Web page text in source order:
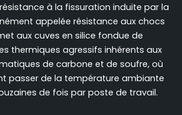
à la fissuration induite par la
appelée résistance aux chocs
aux cuves en silice fondue de
thermiques agressifs inhérents aux
de carbone et de soufre, où
passer de la température ambiante
de fois par poste de travail.